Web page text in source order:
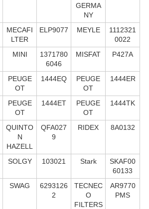
GERMA
NY
MECAFI
LTER
ELP9077 MEYLE
1112321
0022
MINI
1371780
6046
MISFAT P427A
PEUGE
OT
1444EQ
PEUGE
OT
1444ER
PEUGE
OT
1444ET
PEUGE
OT
1444TK
QUINTO
N
HAZELL
QFA027
9
RIDEX 8A0132
SOLGY 103021 Stark
SKAF00
60133
SWAG
6293126
2
TECNEC
O
FILTERS
AR9770
PMS